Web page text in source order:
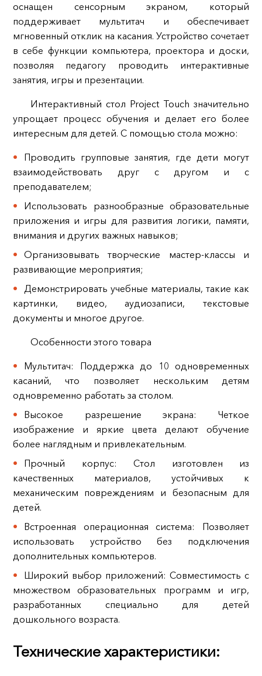
оснащен сенсорным экраном, который
поддерживает мультитач и обеспечивает
мгновенный отклик на касания. Устройство сочетает
в себе функции компьютера, проектора и доски,
позволяя педагогу проводить интерактивные
занятия, игры и презентации.
Интерактивный стол Project Touch значительно
упрощает процесс обучения и делает его более
интересным для детей. С помощью стола можно:
Проводить групповые занятия, где дети могут
взаимодействовать друг с другом и с
преподавателем;
Использовать разнообразные образовательные
приложения и игры для развития логики, памяти,
внимания и других важных навыков;
Организовывать творческие мастер-классы и
развивающие мероприятия;
Демонстрировать учебные материалы, такие как
картинки, видео, аудиозаписи, текстовые
документы и многое другое.
Особенности этого товара
Мультитач: Поддержка до 10 одновременных
касаний, что позволяет нескольким детям
одновременно работать за столом.
Высокое разрешение экрана: Четкое
изображение и яркие цвета делают обучение
более наглядным и привлекательным.
Прочный корпус: Стол изготовлен из
качественных материалов, устойчивых к
механическим повреждениям и безопасным для
детей.
Встроенная операционная система: Позволяет
использовать устройство без подключения
дополнительных компьютеров.
Широкий выбор приложений: Совместимость с
множеством образовательных программ и игр,
разработанных специально для детей
дошкольного возраста.
Технические характеристики: